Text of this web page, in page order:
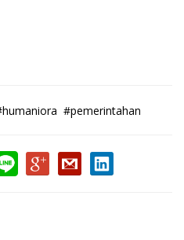
#pemerintahan